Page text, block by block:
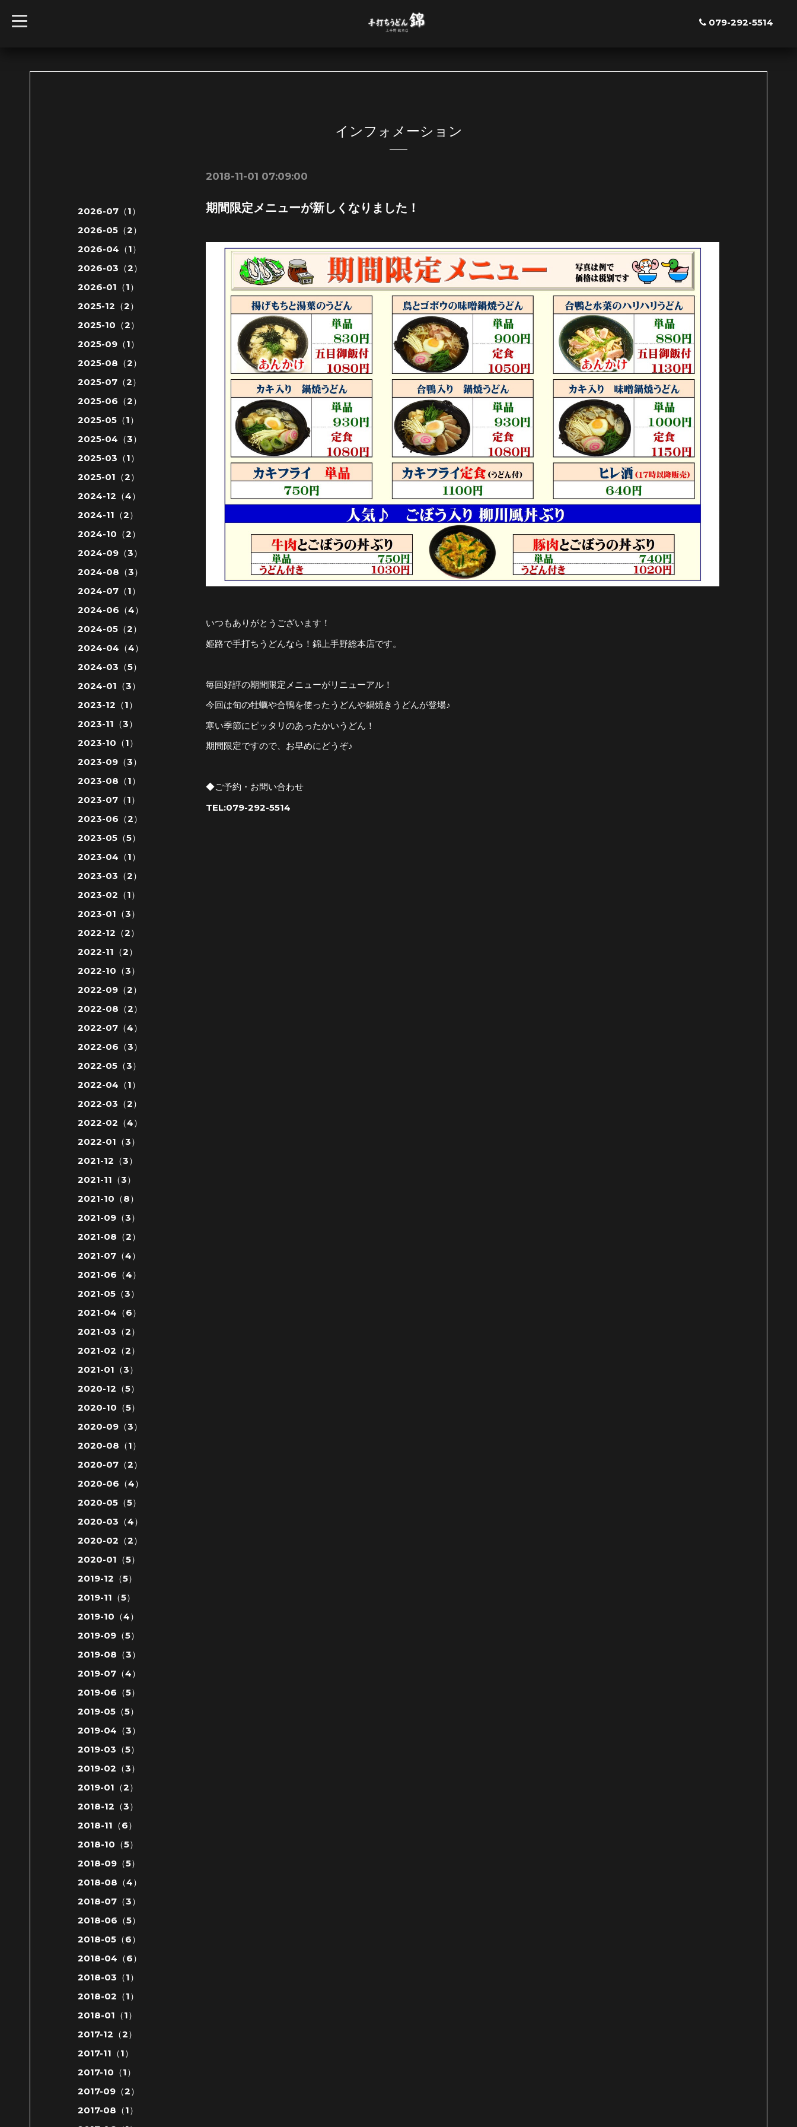
t
o
079-292-5514
インフォメーション
2018-11-01 07:09:00
期間限定メニューが新しくなりました！
いつもありがとうございます！
姫路で手打ちうどんなら！錦上手野総本店です。
毎回好評の期間限定メニューがリニューアル！
今回は旬の牡蠣や合鴨を使ったうどんや鍋焼きうどんが登場♪
寒い季節にピッタリのあったかいうどん！
期間限定ですので、お早めにどうぞ♪
◆ご予約・お問い合わせ
TEL:079-292-5514
2026-07（1）
2026-05（2）
2026-04（1）
2026-03（2）
2026-01（1）
2025-12（2）
2025-10（2）
2025-09（1）
2025-08（2）
2025-07（2）
2025-06（2）
2025-05（1）
2025-04（3）
2025-03（1）
2025-01（2）
2024-12（4）
2024-11（2）
2024-10（2）
2024-09（3）
2024-08（3）
2024-07（1）
2024-06（4）
2024-05（2）
2024-04（4）
2024-03（5）
2024-01（3）
2023-12（1）
2023-11（3）
2023-10（1）
2023-09（3）
2023-08（1）
2023-07（1）
2023-06（2）
2023-05（5）
2023-04（1）
2023-03（2）
2023-02（1）
2023-01（3）
2022-12（2）
2022-11（2）
2022-10（3）
2022-09（2）
2022-08（2）
2022-07（4）
2022-06（3）
2022-05（3）
2022-04（1）
2022-03（2）
2022-02（4）
2022-01（3）
2021-12（3）
2021-11（3）
2021-10（8）
2021-09（3）
2021-08（2）
2021-07（4）
2021-06（4）
2021-05（3）
2021-04（6）
2021-03（2）
2021-02（2）
2021-01（3）
2020-12（5）
2020-10（5）
2020-09（3）
2020-08（1）
2020-07（2）
2020-06（4）
2020-05（5）
2020-03（4）
2020-02（2）
2020-01（5）
2019-12（5）
2019-11（5）
2019-10（4）
2019-09（5）
2019-08（3）
2019-07（4）
2019-06（5）
2019-05（5）
2019-04（3）
2019-03（5）
2019-02（3）
2019-01（2）
2018-12（3）
2018-11（6）
2018-10（5）
2018-09（5）
2018-08（4）
2018-07（3）
2018-06（5）
2018-05（6）
2018-04（6）
2018-03（1）
2018-02（1）
2018-01（1）
2017-12（2）
2017-11（1）
2017-10（1）
2017-09（2）
2017-08（1）